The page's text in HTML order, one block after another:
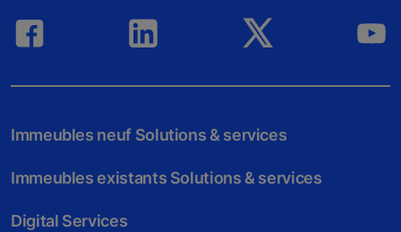
Immeubles neuf Solutions & services
Immeubles existants Solutions & services
Digital Services